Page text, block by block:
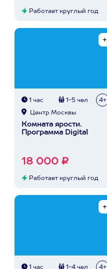
Работает круглый год
1 час 1-5 чел 4+
Центр Москвы
Комната ярости.
Программа Digital
18 000 ₽
Работает круглый год
1 час 1-4 чел 4+